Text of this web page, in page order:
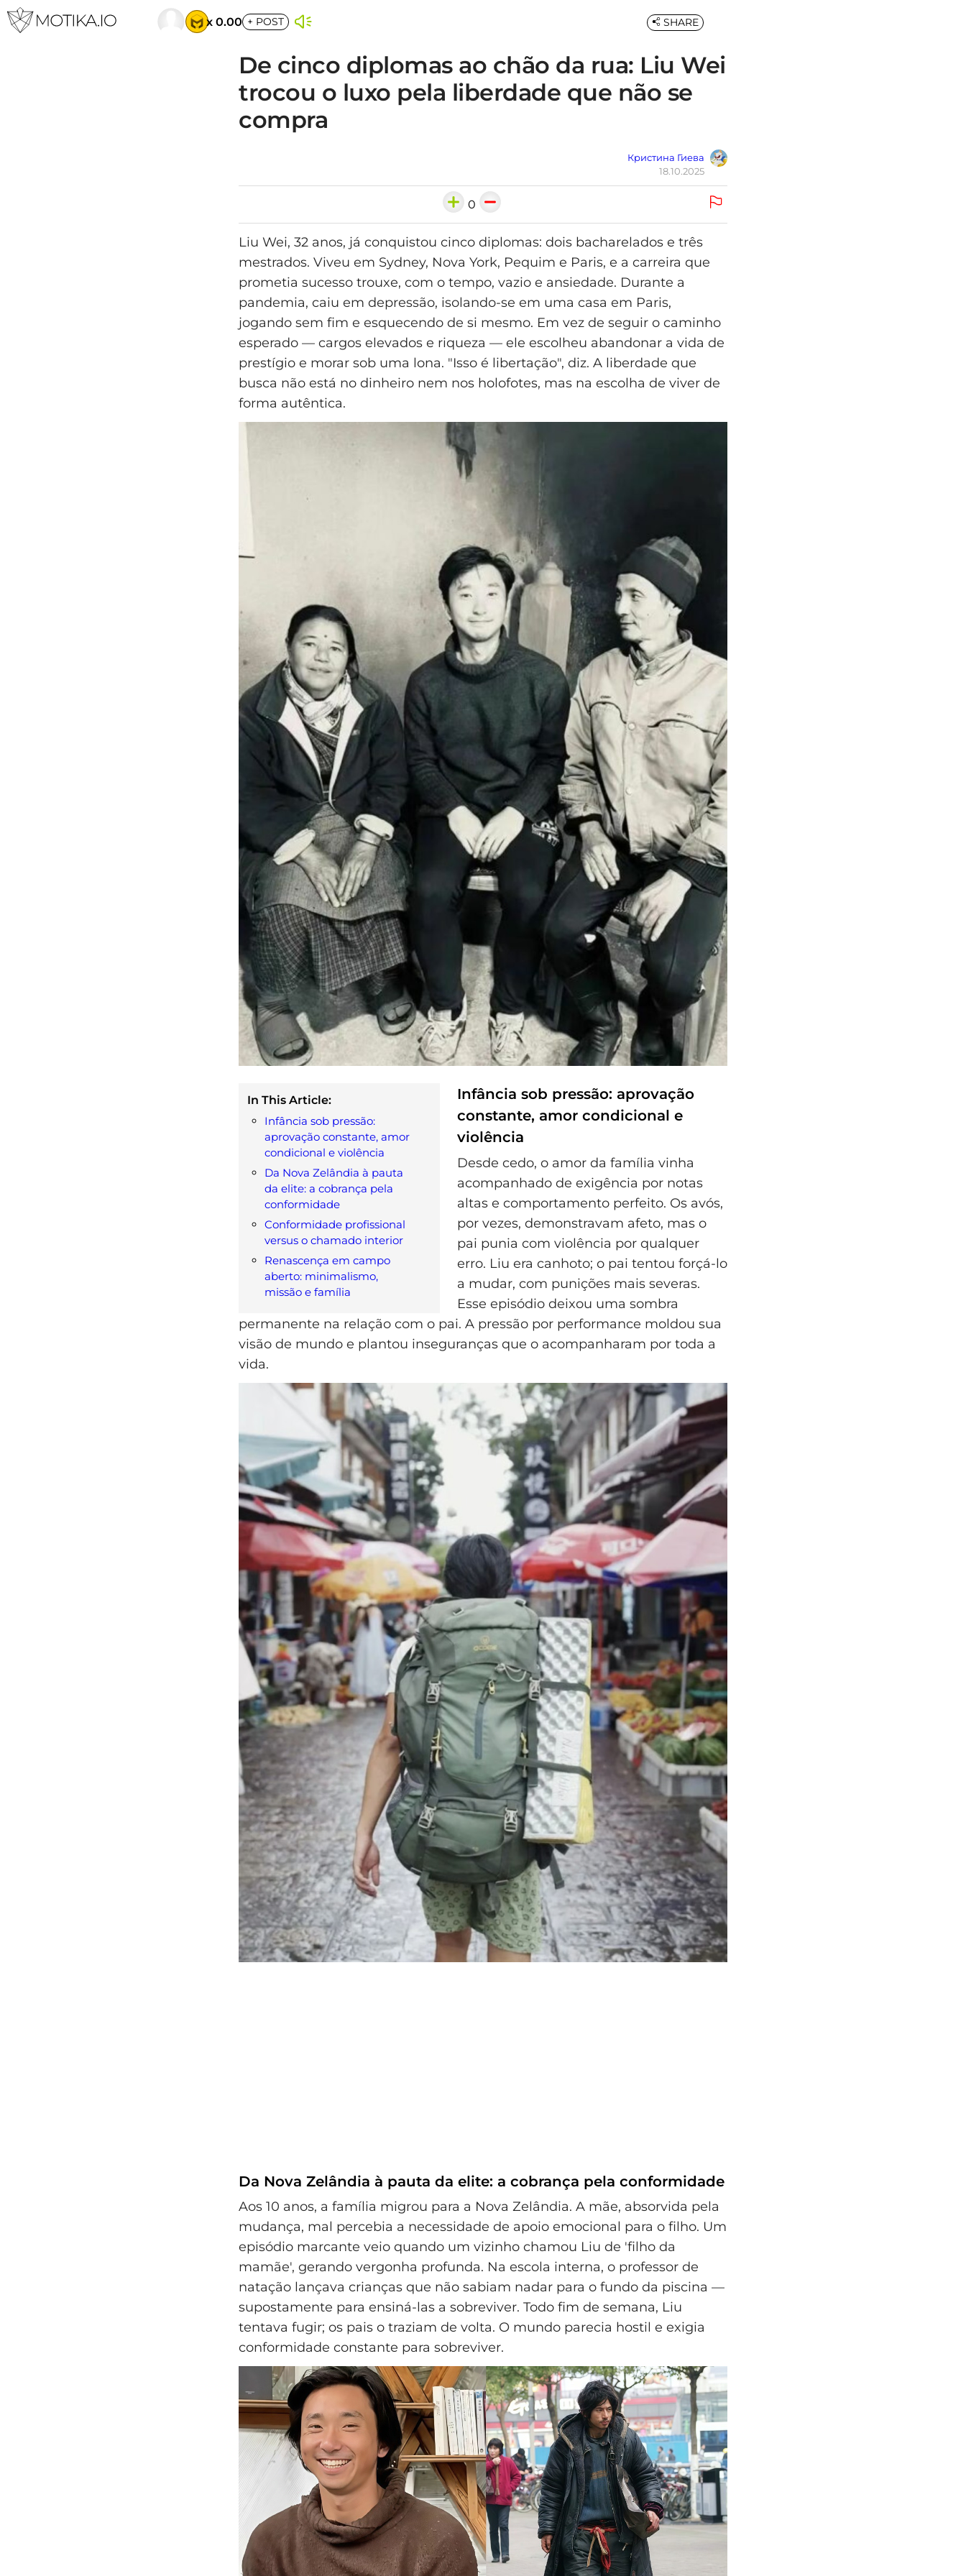
x 0.00 + POST
De cinco diplomas ao chão da rua: Liu Wei
trocou o luxo pela liberdade que não se
compra
Кристина Гиева
18.10.2025
SHARE
0
Liu Wei, 32 anos, já conquistou cinco diplomas: dois bacharelados e três
mestrados. Viveu em Sydney, Nova York, Pequim e Paris, e a carreira que
prometia sucesso trouxe, com o tempo, vazio e ansiedade. Durante a
pandemia, caiu em depressão, isolando-se em uma casa em Paris,
jogando sem fim e esquecendo de si mesmo. Em vez de seguir o caminho
esperado — cargos elevados e riqueza — ele escolheu abandonar a vida de
prestígio e morar sob uma lona. "Isso é libertação", diz. A liberdade que
busca não está no dinheiro nem nos holofotes, mas na escolha de viver de
forma autêntica.
In This Article:
Infância sob pressão:
aprovação constante, amor
condicional e violência
Da Nova Zelândia à pauta
da elite: a cobrança pela
conformidade
Conformidade profissional
versus o chamado interior
Renascença em campo
aberto: minimalismo,
missão e família
Infância sob pressão: aprovação
constante, amor condicional e
violência
Desde cedo, o amor da família vinha
acompanhado de exigência por notas
altas e comportamento perfeito. Os avós,
por vezes, demonstravam afeto, mas o
pai punia com violência por qualquer
erro. Liu era canhoto; o pai tentou forçá-lo
a mudar, com punições mais severas.
Esse episódio deixou uma sombra
permanente na relação com o pai. A pressão por performance moldou sua
visão de mundo e plantou inseguranças que o acompanharam por toda a
vida.
Da Nova Zelândia à pauta da elite: a cobrança pela conformidade
Aos 10 anos, a família migrou para a Nova Zelândia. A mãe, absorvida pela
mudança, mal percebia a necessidade de apoio emocional para o filho. Um
episódio marcante veio quando um vizinho chamou Liu de 'filho da
mamãe', gerando vergonha profunda. Na escola interna, o professor de
natação lançava crianças que não sabiam nadar para o fundo da piscina —
supostamente para ensiná-las a sobreviver. Todo fim de semana, Liu
tentava fugir; os pais o traziam de volta. O mundo parecia hostil e exigia
conformidade constante para sobreviver.